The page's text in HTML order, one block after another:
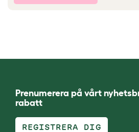
Prenumerera på vårt
rabatt
REGISTRERA DIG